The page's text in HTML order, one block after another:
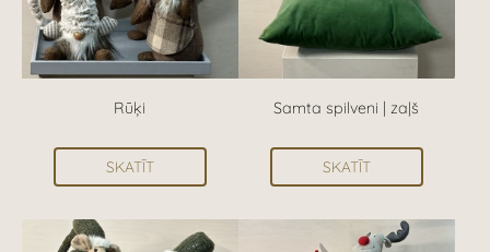
Rūķi
SKATĪT
Samta spilveni | zaļš
SKATĪT